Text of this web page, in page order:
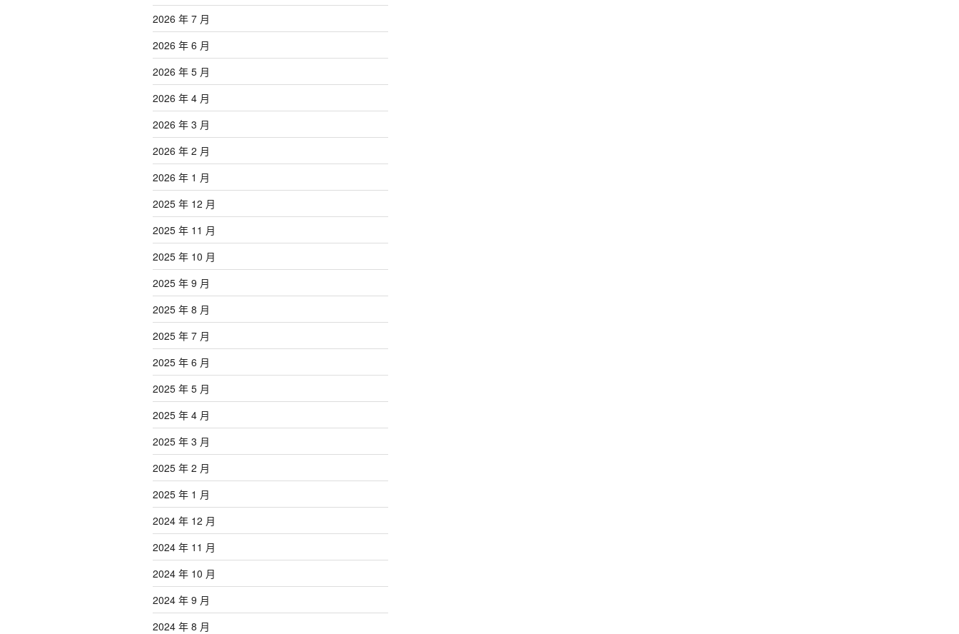
2026 年 7 月
2026 年 6 月
2026 年 5 月
2026 年 4 月
2026 年 3 月
2026 年 2 月
2026 年 1 月
2025 年 12 月
2025 年 11 月
2025 年 10 月
2025 年 9 月
2025 年 8 月
2025 年 7 月
2025 年 6 月
2025 年 5 月
2025 年 4 月
2025 年 3 月
2025 年 2 月
2025 年 1 月
2024 年 12 月
2024 年 11 月
2024 年 10 月
2024 年 9 月
2024 年 8 月